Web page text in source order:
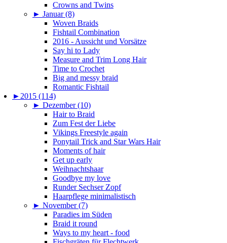
Crowns and Twins
► Januar (8)
Woven Braids
Fishtail Combination
2016 - Aussicht und Vorsätze
Say hi to Lady
Measure and Trim Long Hair
Time to Crochet
Big and messy braid
Romantic Fishtail
► 2015 (114)
► Dezember (10)
Hair to Braid
Zum Fest der Liebe
Vikings Freestyle again
Ponytail Trick and Star Wars Hair
Moments of hair
Get up early
Weihnachtshaar
Goodbye my love
Runder Sechser Zopf
Haarpflege minimalistisch
► November (7)
Paradies im Süden
Braid it round
Ways to my heart - food